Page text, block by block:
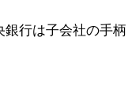
銀行は子会社の手